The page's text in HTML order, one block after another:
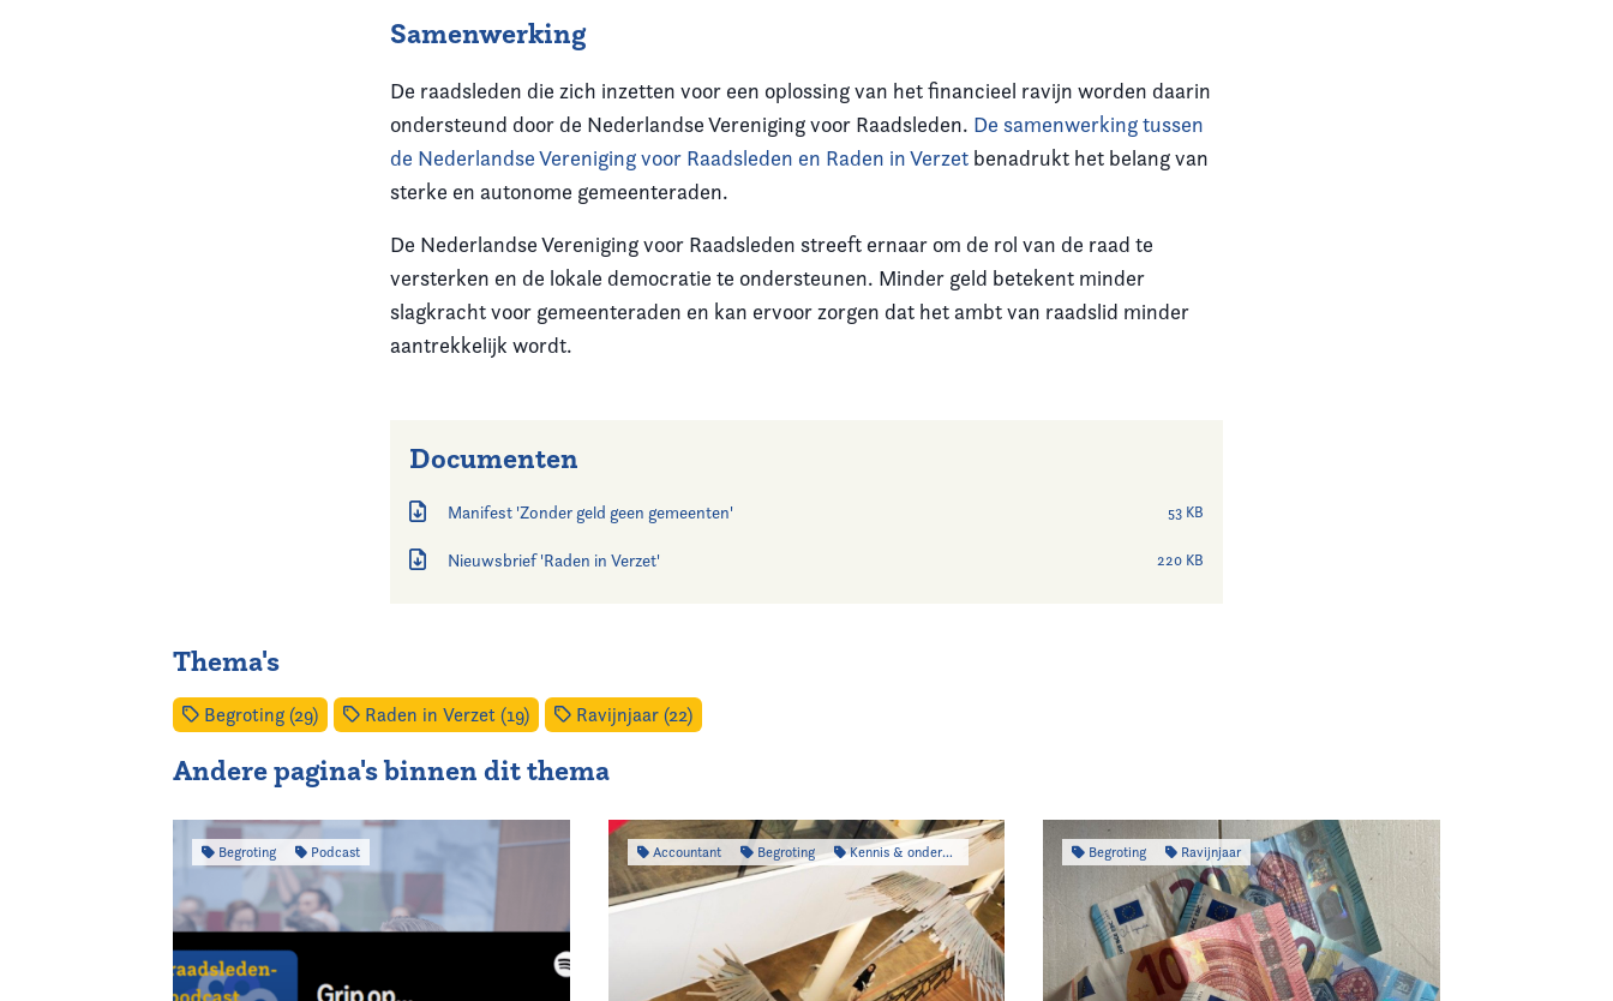
Samenwerking
De raadsleden die zich inzetten voor een oplossing van het financieel ravijn worden daarin
ondersteund door de Nederlandse Vereniging voor Raadsleden. De samenwerking tussen
de Nederlandse Vereniging voor Raadsleden en Raden in Verzet benadrukt het belang van
sterke en autonome gemeenteraden.
De Nederlandse Vereniging voor Raadsleden streeft ernaar om de rol van de raad te
versterken en de lokale democratie te ondersteunen. Minder geld betekent minder
slagkracht voor gemeenteraden en kan ervoor zorgen dat het ambt van raadslid minder
aantrekkelijk wordt.
Documenten
Manifest 'Zonder geld geen gemeenten' 53 KB
Nieuwsbrief 'Raden in Verzet' 220 KB
Thema's
Begroting (29) Raden in Verzet (19) Ravijnjaar (22)
Andere pagina's binnen dit thema
Begroting Podcast Accountant Begroting Kennis & onderzoek Begroting Ravijnjaar